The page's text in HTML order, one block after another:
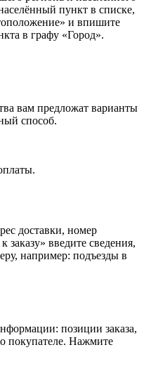
пункт в списке,
и впишите
в графу «Город».
вам предложат варианты
способ.
доставки, номер
введите сведения,
например: подъезды в
позиции заказа,
покупателе. Нажмите